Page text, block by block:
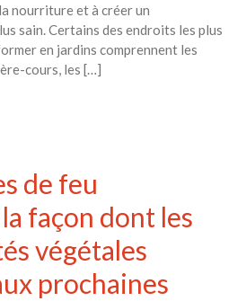
nourriture et à créer un
sain. Certains des endroits les plus
en jardins comprennent les
cours, les […]
de feu
façon dont les
végétales
prochaines